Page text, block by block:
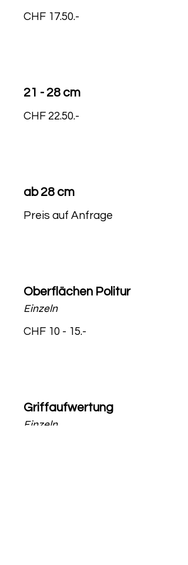
CHF 17.50.-
21 - 28 cm
CHF 22.50.-
ab 28 cm
Preis auf Anfrage
Oberflächen Politur
Einzeln
CHF 10 - 15.-
Griffaufwertung
Einzeln